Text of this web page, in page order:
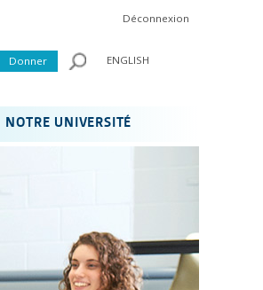
Déconnexion
Donner ENGLISH
NOTRE UNIVERSITÉ